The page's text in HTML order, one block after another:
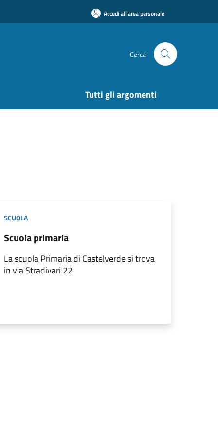
Accedi all'area personale
Cerca
Tutti gli argomenti
SCUOLA
Scuola primaria
La scuola Primaria di Castelverde si trova
in via Stradivari 22.